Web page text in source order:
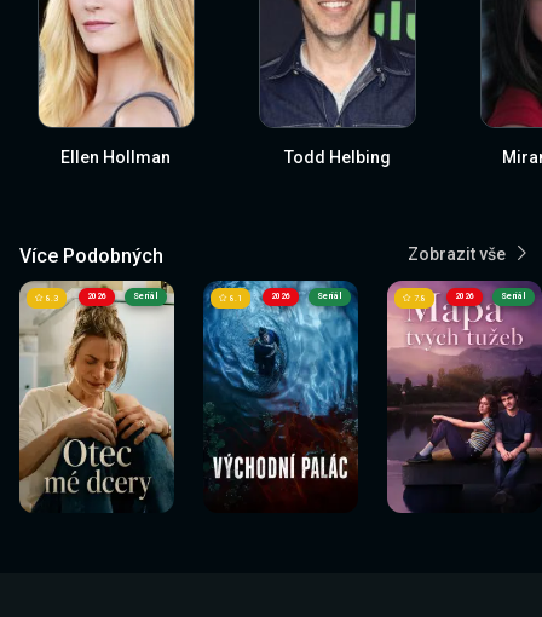
Ellen Hollman Todd Helbing
Více Podobných Zobrazit vše
2026
8.3 Seriál 2026
8.1 Seriál 2026
7.8 Seriál